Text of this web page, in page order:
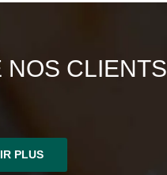
NOS CLIENTS
PLUS